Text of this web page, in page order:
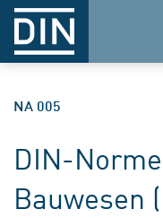
NA 005
DIN-
Bauwesen